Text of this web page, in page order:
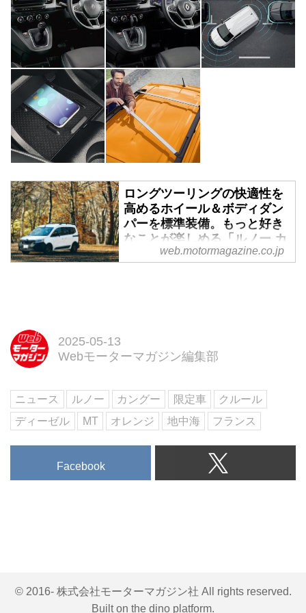
ロングツーリングの快適性を
高めるホイール＆ボディダン
パーを標準装備。もっと好き
なことが楽しめる「ルノー カ
ングー リミテ」を50台限定で
が誕生。O.Zホイール＆COXボデ
web.motormagazine.co.jp
2025-05-13
Webモーターマガジン編集部
ニュース ルノー カングー 限定車
クルール
ディーゼル
MT オレンジ 地中海 フランス
Facebook
© 2016- 株式会社モーターマガジン社 All rights reserved.
Built on the dino platform.